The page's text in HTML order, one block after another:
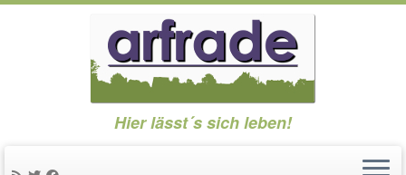
Hier lässt´s sich leben!